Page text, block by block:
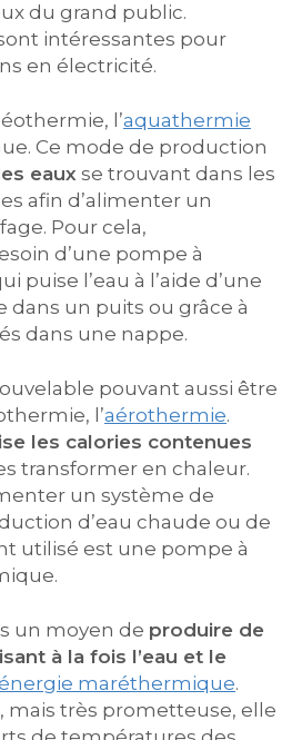
du grand public.
intéressantes pour
en électricité.
l’aquathermie
Ce mode de production
eauxse trouvant dans les
afin d’alimenter un
Pour cela,
d’une pompe à
puise l’eau à l’aide d’une
un puits ou grâce à
dans une nappe.
pouvant aussi être
l’aérothermie.
les calories contenues
transformer en chaleur.
un système de
d’eau chaude ou de
utilisé est une pompe à
un moyen de produire de
à la fois l’eau et le
maréthermique.
très prometteuse, elle